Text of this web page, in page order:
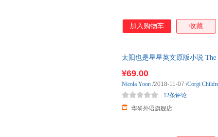
加入购物车 收藏
太阳也是星星英文原版小说 The
¥69.00
华研外语旗舰店
12条评论
Nicola Yoon /2018-11-07 /Corgi